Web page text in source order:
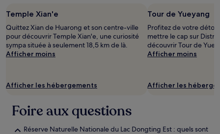
Temple Xian'e
Quittez Xian de Huarong et son centre-ville
pour découvrir Temple Xian'e, une curiosité
sympa située à seulement 18,5 km de là.
Afficher moins
Afficher les hébergements
Tour de Yueyang
Profitez de votre
mettre le cap sur
découvrir Tour de
Afficher moins
Afficher les
Foire aux questions
Réserve Naturelle Nationale du Lac Dongting Est : quels sont